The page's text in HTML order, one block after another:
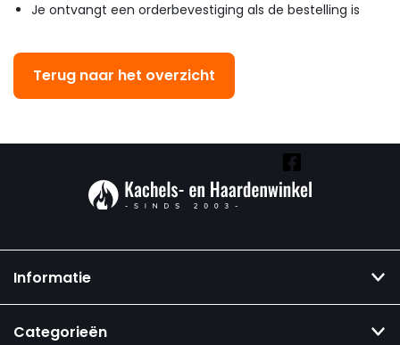
Je ontvangt een orderbevestiging als de bestelling is
Terug naar het overzicht
Informatie
Categorieën